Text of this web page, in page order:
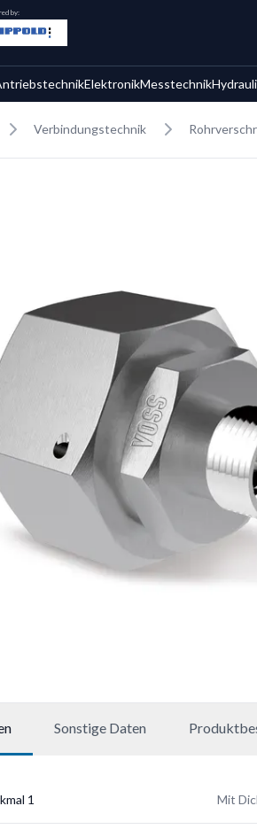
by:
ElektronikMesstechnik
Verbindungstechnik
Sonstige Daten
1 Mit